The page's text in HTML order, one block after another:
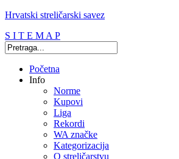
Hrvatski streličarski savez
S I T E M A P
Početna
Info
Norme
Kupovi
Liga
Rekordi
WA značke
Kategorizacija
O streličarstvu